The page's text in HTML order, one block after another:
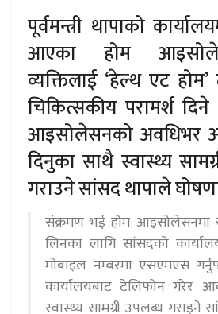
पूर्वमन्त्री थापाको
आएका होम
व्यक्तिलाई ‘हेल्थ एट
चिकित्सकीय परामर्श
आइसोलेसनको अवधिभर
दिनुका साथै स्वास्थ्य
गराउने सांसद थापाले
संक्रमण भई होम आइसोलेसनमा
लिनका लागि सांसदको
मोबाइल नम्बरमा एसएमएस
कार्यालयबाट टेलिफोन गरेर
स्वास्थ्य सामग्री उपलब्ध गराइने